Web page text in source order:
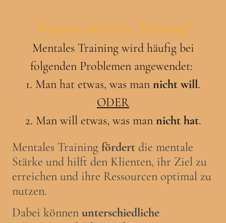
Warum mentales Training?
Mentales Training wird häufig bei
folgenden Problemen angewendet:
1. Man hat etwas, was man nicht will.
ODER
2. Man will etwas, was mannicht hat.
Mentales Training fördert die mentale
Stärke und hilft den Klienten, ihr Ziel zu
erreichen und ihre Ressourcen optimal zu
nutzen.
Dabei können unterschiedliche